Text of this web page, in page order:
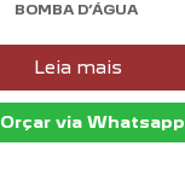
BOMBA D’ÁGUA
Leia mais
Orçar via Whatsapp